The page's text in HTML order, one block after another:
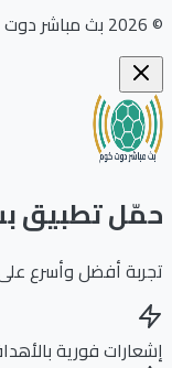
بث مباشر دوت
تطبيق بث
أفضل وأسرع على
فورية بالأهداف